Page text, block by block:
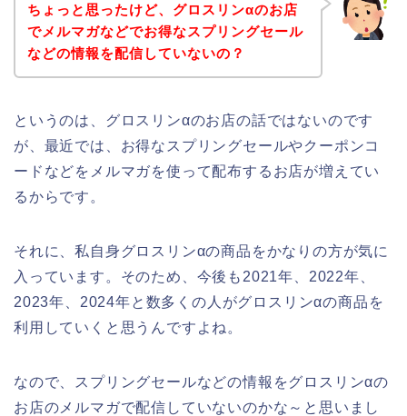
ちょっと思ったけど、グロスリンαのお店
でメルマガなどでお得なスプリングセール
などの情報を配信していないの？
というのは、グロスリンαのお店の話ではないのです
が、最近では、お得なスプリングセールやクーポンコ
ードなどをメルマガを使って配布するお店が増えてい
るからです。
それに、私自身グロスリンαの商品をかなりの方が気に
入っています。そのため、今後も2021年、2022年、
2023年、2024年と数多くの人がグロスリンαの商品を
利用していくと思うんですよね。
なので、スプリングセールなどの情報をグロスリンαの
お店のメルマガで配信していないのかな～と思いまし